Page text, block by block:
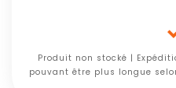
Produit non stocké |
pouvant être plus longue